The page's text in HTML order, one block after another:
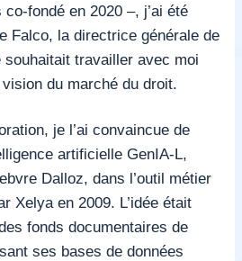
co-fondé en 2020 –, j’ai été
Falco, la directrice générale de
travailler avec moi
du marché du droit.
je l’ai convaincue de
artificielle GenIA-L,
Dalloz, dans l’outil métier
Xelya en 2009. L’idée était
fonds documentaires de
ses bases de données